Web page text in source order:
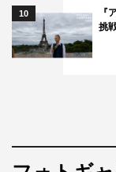
10
『
挑